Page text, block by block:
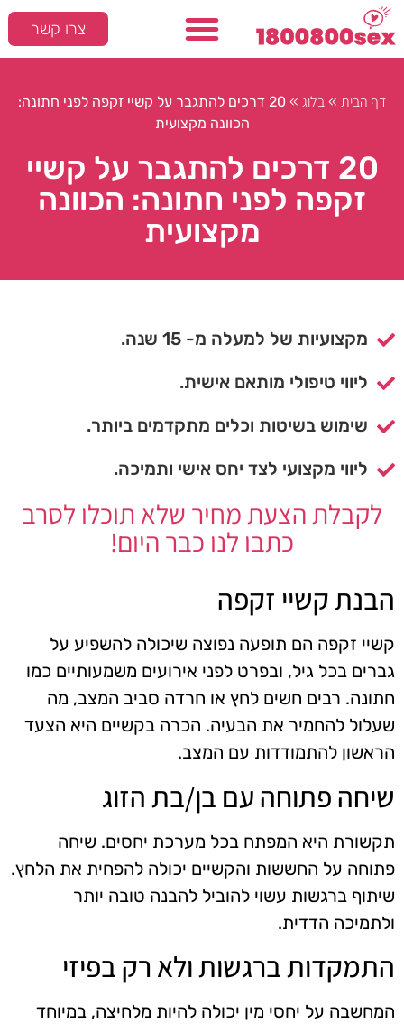
צרו קשר
דף הבית »בלוג »
20 דרכים להתגבר על קשיי זקפה לפני חתונה:
הכוונה מקצועית
20 דרכים להתגבר על קשיי
זקפה לפני חתונה: הכוונה
מקצועית
מקצועיות של למעלה מ- 15 שנה.
ליווי טיפולי מותאם אישית.
שימוש בשיטות וכלים מתקדמים ביותר.
ליווי מקצועי לצד יחס אישי ותמיכה.
לקבלת הצעת מחיר שלא תוכלו לסרב
כתבו לנו כבר היום!
הבנת קשיי זקפה
קשיי זקפה הם תופעה נפוצה שיכולה להשפיע על
גברים בכל גיל, ובפרט לפני אירועים משמעותיים כמו
חתונה. רבים חשים לחץ או חרדה סביב המצב, מה
שעלול להחמיר את הבעיה. הכרה בקשיים היא הצעד
הראשון להתמודדות עם המצב.
שיחה פתוחה עם בן/בת הזוג
תקשורת היא המפתח בכל מערכת יחסים. שיחה
פתוחה על החששות והקשיים יכולה להפחית את הלחץ.
שיתוף ברגשות עשוי להוביל להבנה טובה יותר
ולתמיכה הדדית.
התמקדות ברגשות ולא רק בפיזי
המחשבה על יחסי מין יכולה להיות מלחיצה, במיוחד